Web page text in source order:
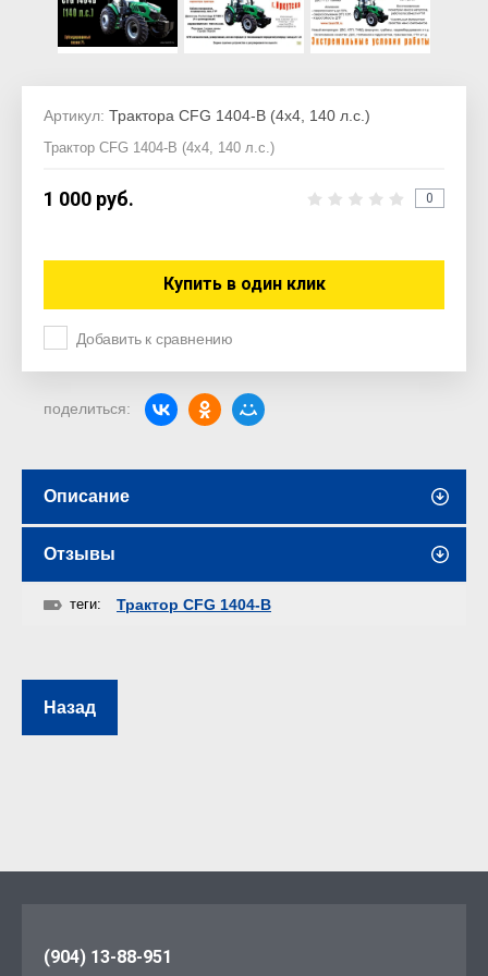
Артикул: Трактора CFG 1404-B (4х4, 140 л.с.)
Трактор CFG 1404-B (4х4, 140 л.с.)
1 000 руб. 0
Купить в один клик
Добавить к сравнению
поделиться:
Описание
Отзывы
теги: Трактор CFG 1404-B
Назад
(904) 13-88-951